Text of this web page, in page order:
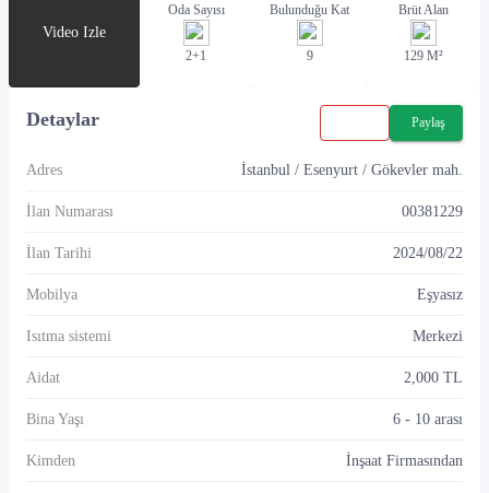
Video Izle
Oda Sayısı
2+1
Bulunduğu Kat
9
Brüt Alan
129 M²
Detaylar Paylaş
Adres İstanbul / Esenyurt / Gökevler mah.
İlan Numarası 00381229
İlan Tarihi 2024/08/22
Mobilya Eşyasız
Isıtma sistemi Merkezi
Aidat 2,000 TL
Bina Yaşı 6 - 10 arası
Kimden İnşaat Firmasından